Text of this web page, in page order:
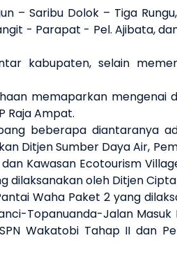
– Saribu Dolok – Tiga
- Parapat - Pel. Ajibata,
kabupaten, selain
memaparkan mengenai
Raja Ampat.
beberapa diantaranya
Ditjen Sumber Daya Air,
Kawasan Ecotourism
dilaksanakan oleh Ditjen
Waha Paket 2 yang
Topanuanda-Jalan Masuk
Wakatobi Tahap II dan